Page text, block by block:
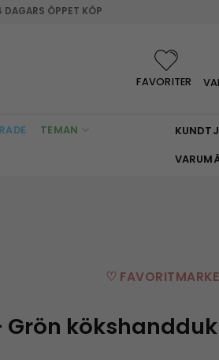
DAGARS ÖPPET KÖP
FAVORITER
TEMAN
♡
Grön